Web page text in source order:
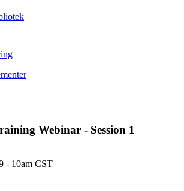
Webinar - Session 1
- 10am CST